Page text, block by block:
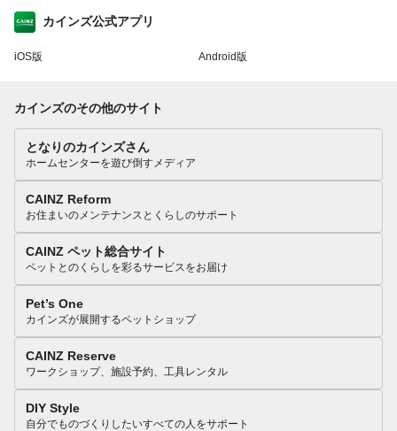
カインズ公式アプリ
iOS版 Android版
カインズのその他のサイト
となりのカインズさん
ホームセンターを遊び倒すメディア
CAINZ Reform
お住まいのメンテナンスとくらしのサポート
CAINZ ペット総合サイト
ペットとのくらしを彩るサービスをお届け
Pet’s One
カインズが展開するペットショップ
CAINZ Reserve
ワークショップ、施設予約、工具レンタル
DIY Style
自分でものづくりしたいすべての人をサポート